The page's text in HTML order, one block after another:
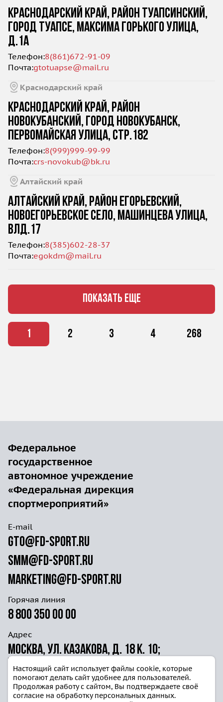
КРАСНОДАРСКИЙ КРАЙ, РАЙОН ТУАПСИНСКИЙ,
ГОРОД ТУАПСЕ, МАКСИМА ГОРЬКОГО УЛИЦА,
Д.1А
Телефон:8(861)672-91-09
Почта:gtotuapse@mail.ru
Краснодарский край
КРАСНОДАРСКИЙ КРАЙ, РАЙОН
НОВОКУБАНСКИЙ, ГОРОД НОВОКУБАНСК,
ПЕРВОМАЙСКАЯ УЛИЦА, СТР.182
Телефон:8(999)999-99-99
Почта:crs-novokub@bk.ru
Алтайский край
АЛТАЙСКИЙ КРАЙ, РАЙОН ЕГОРЬЕВСКИЙ,
НОВОЕГОРЬЕВСКОЕ СЕЛО, МАШИНЦЕВА УЛИЦА,
ВЛД.17
Телефон:8(385)602-28-37
Почта:egokdm@mail.ru
ПОКАЗАТЬ ЕЩЕ
1 2 3 4 268
Федеральное
государственное
автономное учреждение
«Федеральная дирекция
спортмероприятий»
E-mail
gto@fd-sport.ru
smm@fd-sport.ru
marketing@fd-sport.ru
Горячая линия
8 800 350 00 00
Адрес
Москва, ул. Казакова, д. 18 к. 10;
ул. Волочаевская д. 40г ст. 4
Настоящий сайт использует файлы cookie, которые
помогают делать сайт удобнее для пользователей.
Продолжая работу с сайтом, Вы подтверждаете своё
согласие на обработку персональных данных.